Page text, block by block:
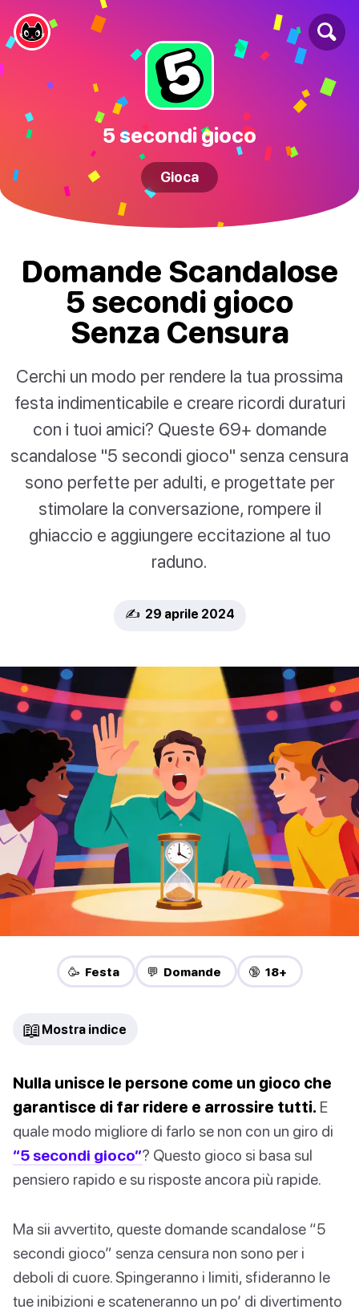
5 secondi gioco
Gioca
Domande Scandalose
5 secondi gioco
Senza Censura
Cerchi un modo per rendere la tua prossima
festa indimenticabile e creare ricordi duraturi
con i tuoi amici? Queste 69+ domande
scandalose "5 secondi gioco" senza censura
sono perfette per adulti, e progettate per
stimolare la conversazione, rompere il
ghiaccio e aggiungere eccitazione al tuo
raduno.
✍️ 29 aprile 2024
🥳 Festa 💬 Domande 🔞 18+
📖 Mostra indice
Nulla unisce le persone come un gioco che
garantisce di far ridere e arrossire tutti. E
quale modo migliore di farlo se non con un giro di
“5 secondi gioco”? Questo gioco si basa sul
pensiero rapido e su risposte ancora più rapide.
Ma sii avvertito, queste domande scandalose “5
secondi gioco” senza censura non sono per i
deboli di cuore. Spingeranno i limiti, sfideranno le
tue inibizioni e scateneranno un po’ di divertimento